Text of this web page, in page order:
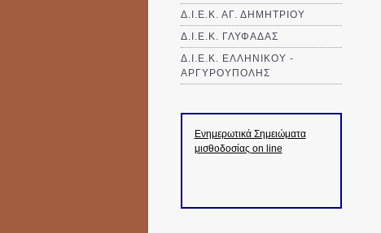
Δ.Ι.Ε.Κ. ΑΓ. ΔΗΜΗΤΡΙΟΥ
Δ.Ι.Ε.Κ. ΓΛΥΦΑΔΑΣ
Δ.Ι.Ε.Κ. ΕΛΛΗΝΙΚΟΥ -
ΑΡΓΥΡΟΥΠΟΛΗΣ
Ενημερωτικά Σημειώματα
μισθοδοσίας on line